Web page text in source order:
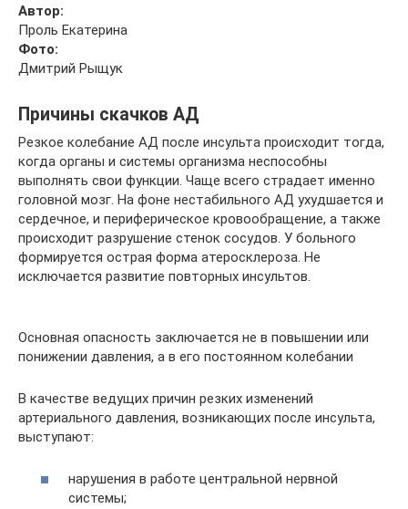
Автор:
Проль Екатерина
Фото:
Дмитрий Рыщук
Причины скачков АД
Резкое колебание АД после инсульта происходит тогда,
когда органы и системы организма неспособны
выполнять свои функции. Чаще всего страдает именно
головной мозг. На фоне нестабильного АД ухудшается и
сердечное, и периферическое кровообращение, а также
происходит разрушение стенок сосудов. У больного
формируется острая форма атеросклероза. Не
исключается развитие повторных инсультов.
Основная опасность заключается не в повышении или
понижении давления, а в его постоянном колебании
В качестве ведущих причин резких изменений
артериального давления, возникающих после инсульта,
выступают:
нарушения в работе центральной нервной
системы;